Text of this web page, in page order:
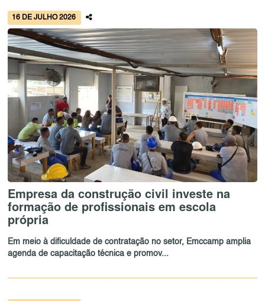
16 DE JULHO 2026
Empresa da construção civil investe na
formação de profissionais em escola
própria
Em meio à dificuldade de contratação no setor, Emccamp amplia
agenda de capacitação técnica e promov...